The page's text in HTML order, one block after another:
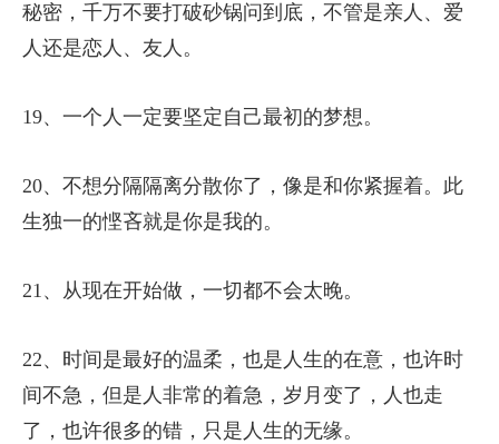
秘密，千万不要打破砂锅问到底，不管是亲人、爱
人还是恋人、友人。
19、一个人一定要坚定自己最初的梦想。
20、不想分隔隔离分散你了，像是和你紧握着。此
生独一的悭吝就是你是我的。
21、从现在开始做，一切都不会太晚。
22、时间是最好的温柔，也是人生的在意，也许时
间不急，但是人非常的着急，岁月变了，人也走
了，也许很多的错，只是人生的无缘。